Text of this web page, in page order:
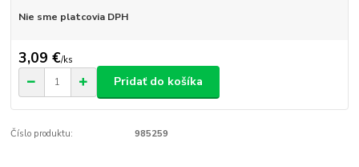
Nie sme platcovia DPH
3,09 €/ks
Pridať do košíka
Číslo produktu: 985259